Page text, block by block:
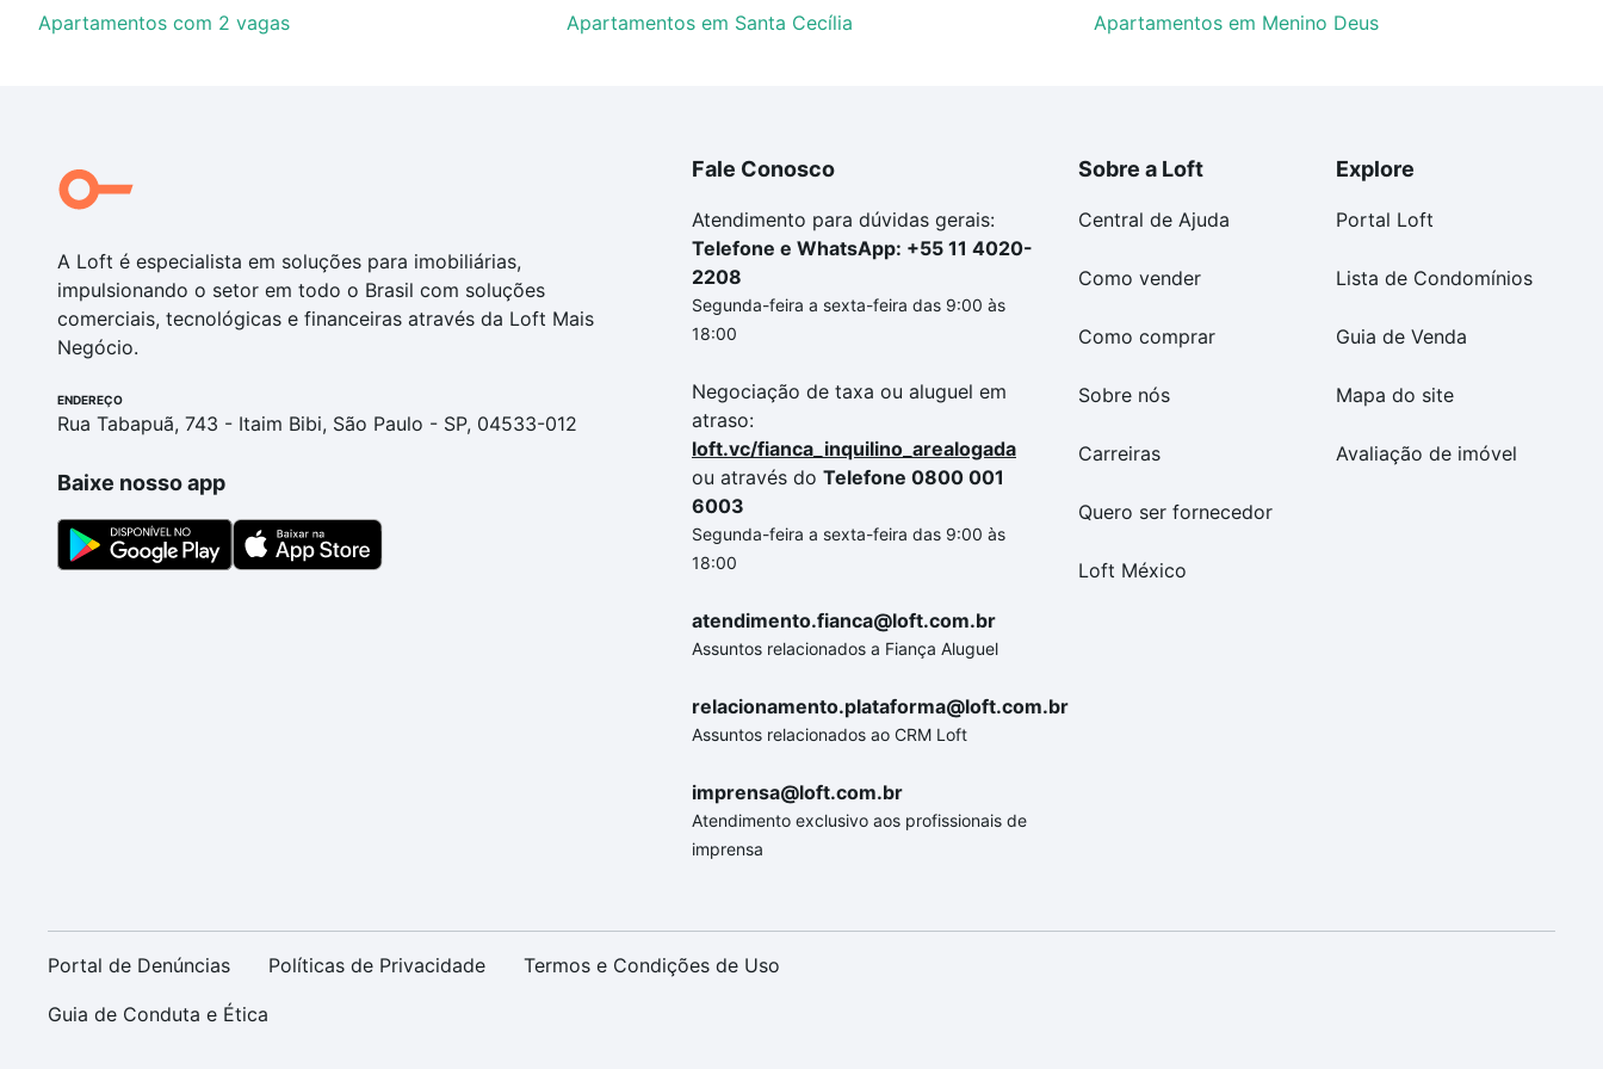
Apartamentos com 2 vagas
Apartamentos em Santa Cecília
Apartamentos em Menino Deus
A Loft é especialista em soluções para imobiliárias,
impulsionando o setor em todo o Brasil com soluções
comerciais, tecnológicas e financeiras através da Loft Mais
Negócio.
ENDEREÇO
Rua Tabapuã, 743 - Itaim Bibi, São Paulo - SP, 04533-012
Baixe nosso app
Fale Conosco
Atendimento para dúvidas gerais:
Telefone e WhatsApp: +55 11 4020-
2208
Segunda-feira a sexta-feira das 9:00 às
18:00
Negociação de taxa ou aluguel em
atraso:
loft.vc/fianca_inquilino_arealogada
ou através do Telefone 0800 001
6003
Segunda-feira a sexta-feira das 9:00 às
18:00
atendimento.fianca@loft.com.br
Assuntos relacionados a Fiança Aluguel
relacionamento.plataforma@loft.com.br
Assuntos relacionados ao CRM Loft
imprensa@loft.com.br
Atendimento exclusivo aos profissionais de
imprensa
Sobre a Loft
Central de Ajuda
Como vender
Como comprar
Sobre nós
Carreiras
Quero ser fornecedor
Loft México
Explore
Portal Loft
Lista de Condomínios
Guia de Venda
Mapa do site
Avaliação de imóvel
Portal de Denúncias Políticas de Privacidade Termos e Condições de Uso
Guia de Conduta e Ética